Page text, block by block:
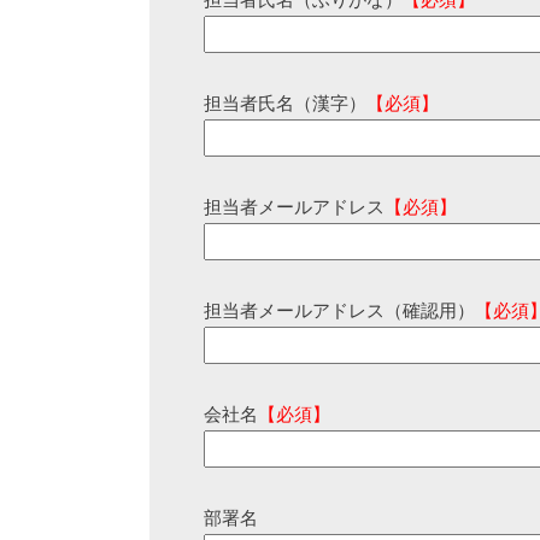
担当者氏名（漢字） 【必須】
担当者メールアドレス 【必須】
担当者メールアドレス（確認用） 【必須
会社名 【必須】
部署名